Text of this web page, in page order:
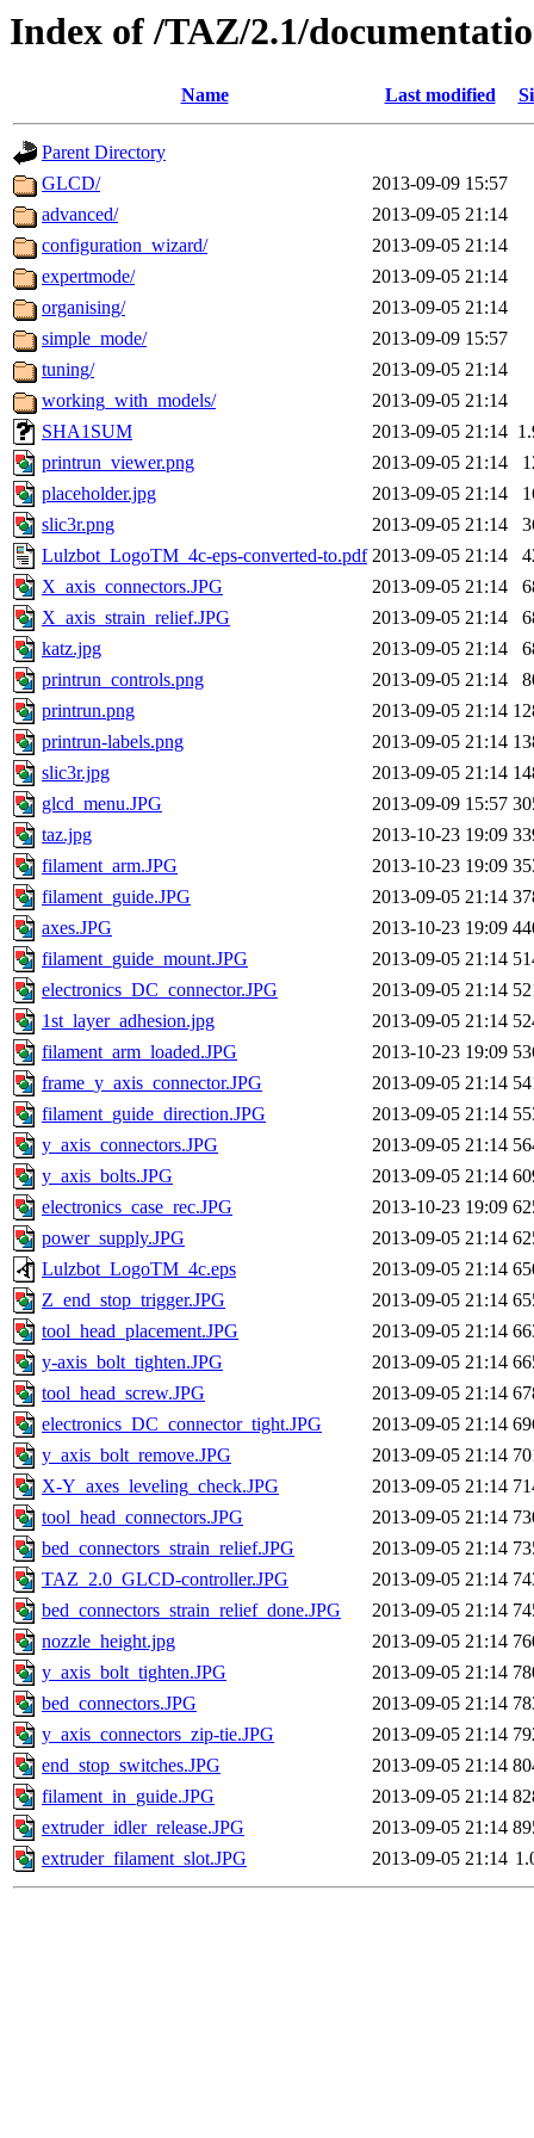
Index of /TAZ/2.1/
Name Last modified
Parent Directory
GLCD/
2013-09-09 15:57
advanced/
2013-09-05 21:14
configuration_wizard/
2013-09-05 21:14
expertmode/
2013-09-05 21:14
organising/
2013-09-05 21:14
simple_mode/
2013-09-09 15:57
tuning/
2013-09-05 21:14
working_with_models/
2013-09-05 21:14
SHA1SUM
2013-09-05 21:14
printrun_viewer.png
2013-09-05 21:14
placeholder.jpg
2013-09-05 21:14
slic3r.png
2013-09-05 21:14
Lulzbot_LogoTM_4c-eps-converted-to.pdf 2013-09-05 21:14
X_axis_connectors.JPG
2013-09-05 21:14
X_axis_strain_relief.JPG
2013-09-05 21:14
katz.jpg
2013-09-05 21:14
printrun_controls.png
2013-09-05 21:14
printrun.png
2013-09-05 21:14
printrun-labels.png
2013-09-05 21:14
slic3r.jpg
2013-09-05 21:14
glcd_menu.JPG
2013-09-09 15:57
taz.jpg
2013-10-23 19:09
filament_arm.JPG
2013-10-23 19:09
filament_guide.JPG
2013-09-05 21:14
axes.JPG
2013-10-23 19:09
filament_guide_mount.JPG
2013-09-05 21:14
electronics_DC_connector.JPG
2013-09-05 21:14
1st_layer_adhesion.jpg
2013-09-05 21:14
filament_arm_loaded.JPG
2013-10-23 19:09
frame_y_axis_connector.JPG
2013-09-05 21:14
filament_guide_direction.JPG
2013-09-05 21:14
y_axis_connectors.JPG
2013-09-05 21:14
y_axis_bolts.JPG
2013-09-05 21:14
electronics_case_rec.JPG
2013-10-23 19:09
power_supply.JPG
2013-09-05 21:14
Lulzbot_LogoTM_4c.eps
2013-09-05 21:14
Z_end_stop_trigger.JPG
2013-09-05 21:14
tool_head_placement.JPG
2013-09-05 21:14
y-axis_bolt_tighten.JPG
2013-09-05 21:14
tool_head_screw.JPG
2013-09-05 21:14
electronics_DC_connector_tight.JPG
2013-09-05 21:14
y_axis_bolt_remove.JPG
2013-09-05 21:14
X-Y_axes_leveling_check.JPG
2013-09-05 21:14
tool_head_connectors.JPG
2013-09-05 21:14
bed_connectors_strain_relief.JPG
2013-09-05 21:14
TAZ_2.0_GLCD-controller.JPG
2013-09-05 21:14
bed_connectors_strain_relief_done.JPG
2013-09-05 21:14
nozzle_height.jpg
2013-09-05 21:14
y_axis_bolt_tighten.JPG
2013-09-05 21:14
bed_connectors.JPG
2013-09-05 21:14
y_axis_connectors_zip-tie.JPG
2013-09-05 21:14
end_stop_switches.JPG
2013-09-05 21:14
filament_in_guide.JPG
2013-09-05 21:14
extruder_idler_release.JPG
2013-09-05 21:14
extruder_filament_slot.JPG
2013-09-05 21:14